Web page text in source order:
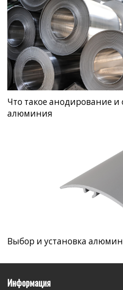
Что такое анодирование
алюминия
Выбор и установка
Информация